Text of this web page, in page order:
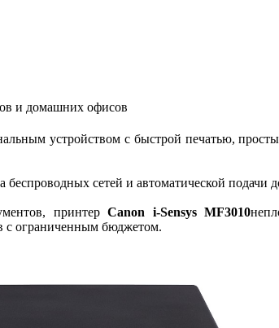
и домашних офисов
устройством с быстрой печатью,
сетей и автоматической подачи
принтерCanon i-Sensys MF3010
с ограниченным бюджетом.